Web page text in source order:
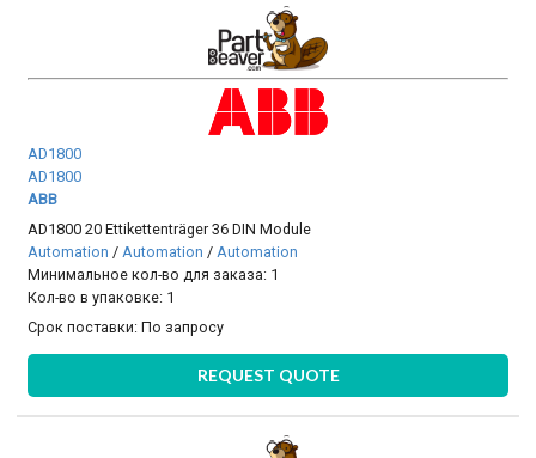
AD1800
AD1800
ABB
AD1800 20 Ettikettenträger 36 DIN Module
Automation /Automation /Automation
Минимальное кол-во для заказа: 1
Кол-во в упаковке: 1
Срок поставки:По запросу
REQUEST QUOTE